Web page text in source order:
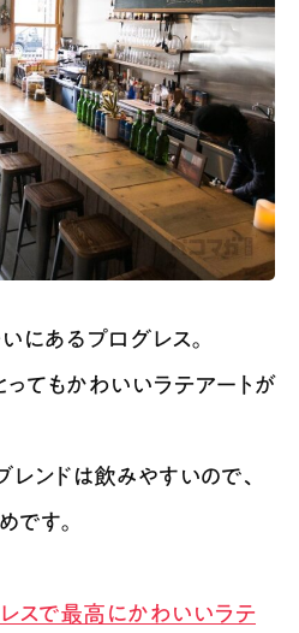
にあるプログレス。
ってもかわいいラテアートが
ンドは飲みやすいので、
です。
スで最高にかわいいラテ